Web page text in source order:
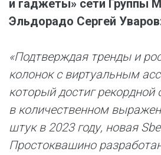
и гаджеты» сети Группы
Эльдорадо Сергей
«Подтверждая тренды и
колонок с виртуальным
который достиг рекордной
в количественном
штук в 2023 году, новая
Простоквашино